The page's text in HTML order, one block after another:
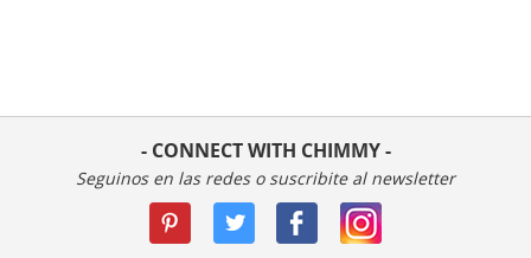
- CONNECT WITH CHIMMY -
Seguinos en las redes o suscribite al newsletter